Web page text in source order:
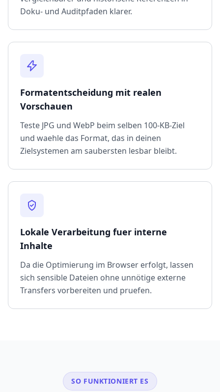
Doku- und Auditpfaden klarer.
Formatentscheidung mit realen
Vorschauen
Teste JPG und WebP beim selben 100-KB-Ziel
und waehle das Format, das in deinen
Zielsystemen am saubersten lesbar bleibt.
Lokale Verarbeitung fuer interne
Inhalte
Da die Optimierung im Browser erfolgt, lassen
sich sensible Dateien ohne unnötige externe
Transfers vorbereiten und pruefen.
SO FUNKTIONIERT ES